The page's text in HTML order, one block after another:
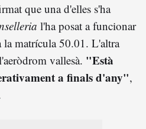
que una d'elles s'ha
l'ha posat a funcionar
matrícula 50.01. L'altra
vallesà. "Està
a finals d'any",